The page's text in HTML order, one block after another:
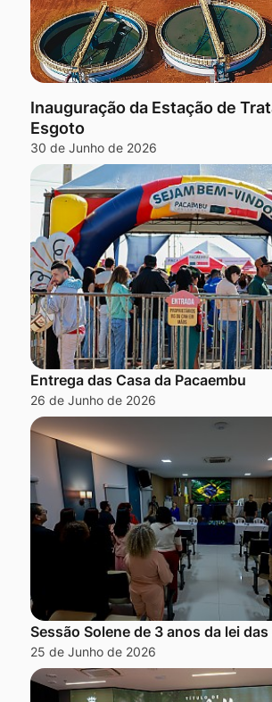
Inauguração da Estação de
Esgoto
30 de Junho de 2026
Entrega das Casa da Pacaembu
26 de Junho de 2026
Sessão Solene de 3 anos da lei
25 de Junho de 2026